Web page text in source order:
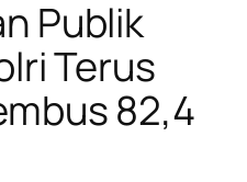
Publik
Terus
82,4